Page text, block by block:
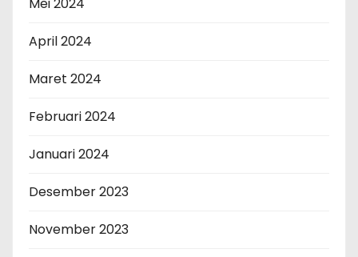
April 2024
Maret 2024
Februari 2024
Januari 2024
Desember 2023
November 2023